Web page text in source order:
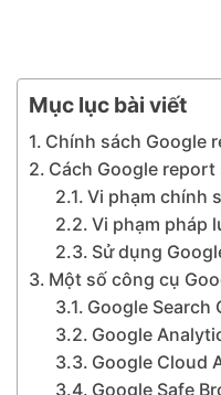
Mục lục bài viết
Chính sách Google
Cách Google report
Vi phạm chính
Vi phạm pháp
Sử dụng
Một số công cụ
Google Search
Google
Google Cloud
Google Safe